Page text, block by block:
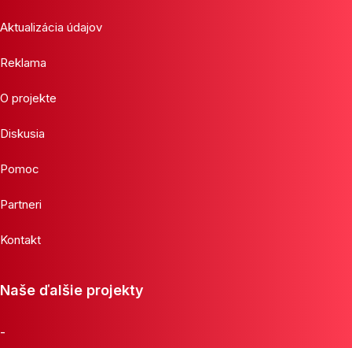
Aktualizácia údajov
Reklama
O projekte
Diskusia
Pomoc
Partneri
Kontakt
Naše ďalšie projekty
-